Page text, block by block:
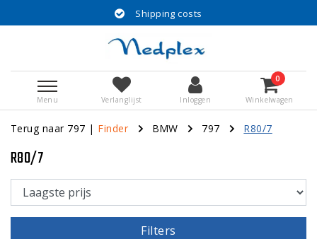
Shipping costs
Menu Verlanglijst Inloggen
0
Winkelwagen
Terug naar 797 | Finder BMW 797 R80/7
R80/7
Filters